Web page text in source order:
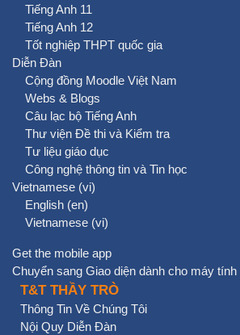
Tiếng Anh 11
Tiếng Anh 12
Tốt nghiệp THPT quốc gia
Diễn Đàn
Cộng đồng Moodle Việt Nam
Webs & Blogs
Câu lạc bộ Tiếng Anh
Thư viện Đề thi và Kiểm tra
Tư liệu giáo dục
Công nghệ thông tin và Tin học
Vietnamese ‎(vi)‎
English ‎(en)‎
Vietnamese ‎(vi)‎
Get the mobile app
Chuyển sang Giao diện dành cho máy tính
T&T THẦY TRÒ
Thông Tin Về Chúng Tôi
Nội Quy Diễn Đàn